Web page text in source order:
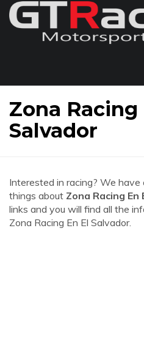
Zona Racing
Salvador
Interested in racing? We
things about Zona Racing En
links and you will find all the
Zona Racing En El Salvador.